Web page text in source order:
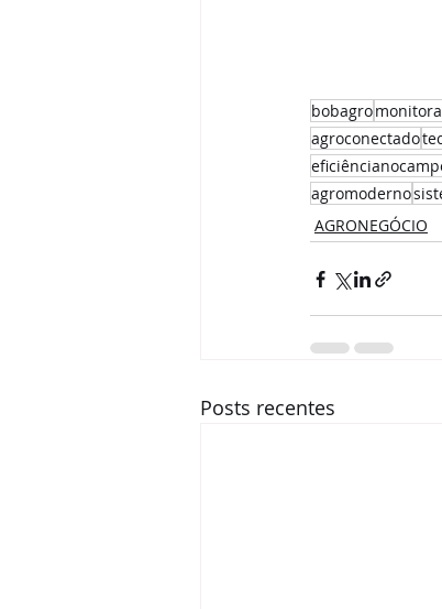
bobagro
agroconectado
agromoderno
AGRONEGÓCIO
Posts recentes